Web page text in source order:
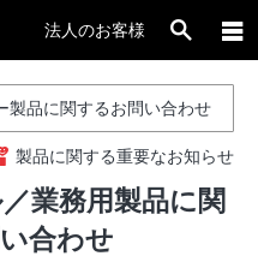
法人のお客様
製品に関するお問い合わせ
製品に関する重要なお知らせ
業務用製品に関
合わせ